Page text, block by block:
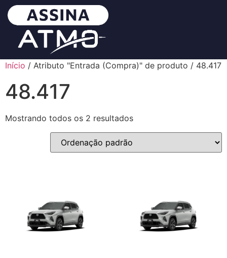
Início / Atributo "Entrada (Compra)" de produto / 48.417
48.417
Mostrando todos os 2 resultados